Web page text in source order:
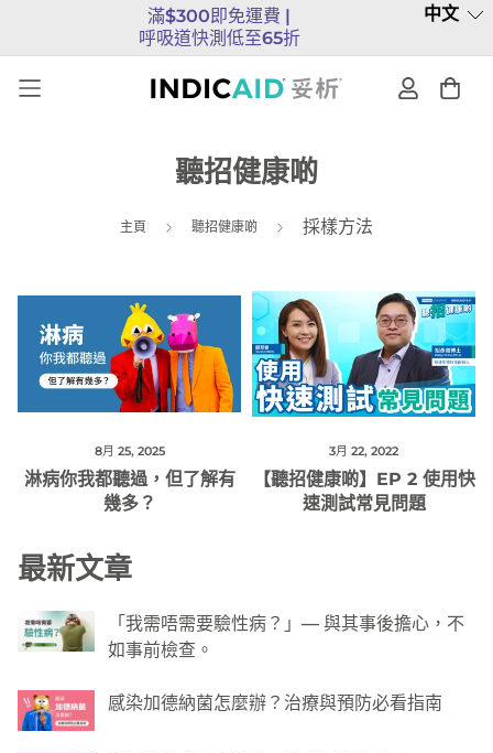
滿$300即免運費 |
呼吸道快測低至65折
聽招健康啲
主頁 聽招健康啲 採樣方法
8月 25, 2025
淋病你我都聽過，但了解有
幾多？
3月 22, 2022
【聽招健康啲】EP 2 使用快
速測試常見問題
最新文章
「我需唔需要驗性病？」— 與其事後擔心，不
如事前檢查。
感染加德納菌怎麼辦？治療與預防必看指南
中文